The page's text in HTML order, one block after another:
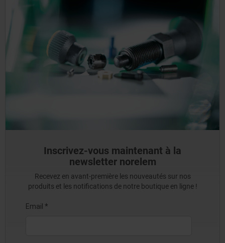
Inscrivez-vous maintenant à la
newsletter norelem
Recevez en avant-première les nouveautés sur nos
produits et les notifications de notre boutique en ligne !